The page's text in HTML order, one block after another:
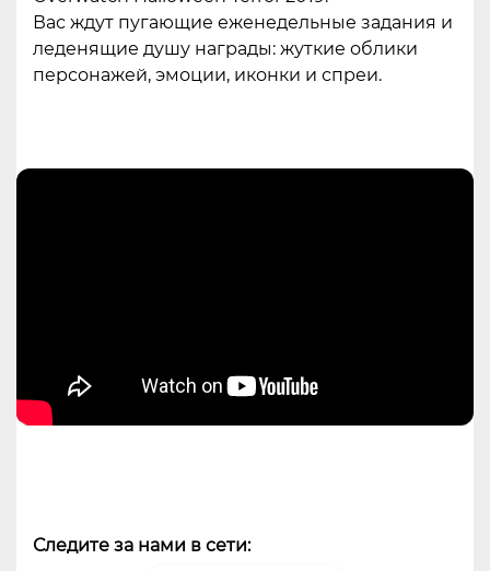
Вас ждут пугающие еженедельные задания и
леденящие душу награды: жуткие облики
персонажей, эмоции, иконки и спреи.
Следите за нами в сети: